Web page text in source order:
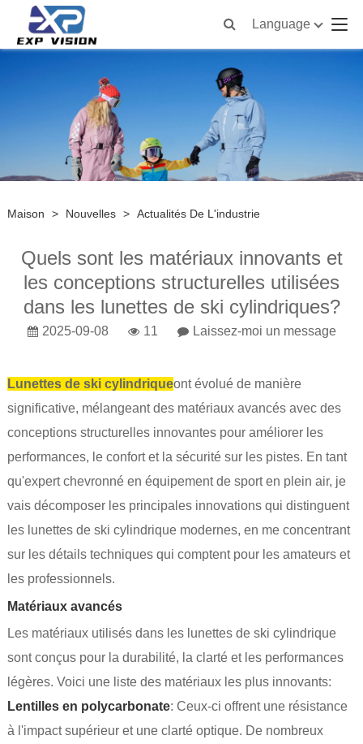
Language
Maison > Nouvelles > Actualités De L'industrie
Quels sont les matériaux innovants et
les conceptions structurelles utilisées
dans les lunettes de ski cylindriques?
2025-09-08 11 Laissez-moi un message
Lunettes de ski cylindriqueont évolué de manière
significative, mélangeant des matériaux avancés avec des
conceptions structurelles innovantes pour améliorer les
performances, le confort et la sécurité sur les pistes. En tant
qu'expert chevronné en équipement de sport en plein air, je
vais décomposer les principales innovations qui distinguent
les lunettes de ski cylindrique modernes, en me concentrant
sur les détails techniques qui comptent pour les amateurs et
les professionnels.
Matériaux avancés
Les matériaux utilisés dans les lunettes de ski cylindrique
sont conçus pour la durabilité, la clarté et les performances
légères. Voici une liste des matériaux les plus innovants:
Lentilles en polycarbonate: Ceux-ci offrent une résistance
à l'impact supérieur et une clarté optique. De nombreux